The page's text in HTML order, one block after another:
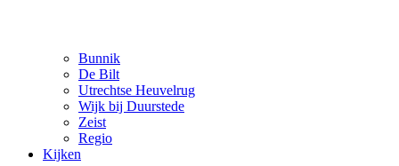
Bunnik
De Bilt
Utrechtse Heuvelrug
Wijk bij Duurstede
Zeist
Regio
Kijken